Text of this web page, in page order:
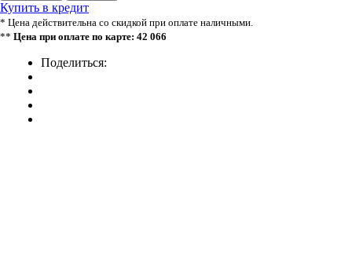
Купить в кредит
* Цена действительна со скидкой при оплате наличными.
** Цена при оплате по карте: 42 066
Поделиться: